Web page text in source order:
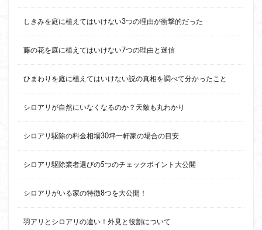
しきみを庭に植えてはいけない3つの理由が衝撃的だった
藤の花を庭に植えてはいけない7つの理由と迷信
ひまわりを庭に植えてはいけない説の真相を調べて分かったこと
シロアリが自然にいなくなるのか？天敵も丸わかり
シロアリ駆除の料金相場30坪一軒家の場合の目安
シロアリ駆除業者選びの5つのチェックポイント大公開
シロアリがいる家の特徴8つを大公開！
羽アリとシロアリの違い！外見と役割について